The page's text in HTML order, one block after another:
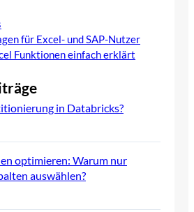
für Excel- und SAP-Nutzer
Funktionen einfach erklärt
in Databricks?
optimieren: Warum nur
auswählen?